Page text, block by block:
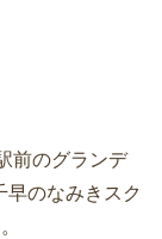
前のグランデ
のなみきスク